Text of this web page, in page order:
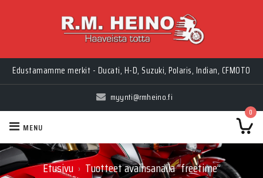
Edustamamme merkit - Ducati, H-D, Suzuki, Polaris, Indian, CFMOTO
myynti@rmheino.fi
0
MENU
Etusivu › Tuotteet avainsanalla “freetime”